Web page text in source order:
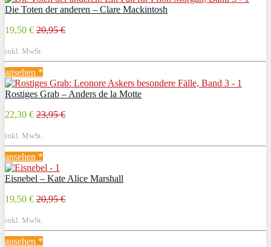
Die Toten der anderen – Clare Mackintosh
19,50 € 20,95 €
inkl. MwSt.
ansehen *
Rostiges Grab – Anders de la Motte
22,30 € 23,95 €
inkl. MwSt.
ansehen *
Eisnebel – Kate Alice Marshall
19,50 € 20,95 €
inkl. MwSt.
ansehen *